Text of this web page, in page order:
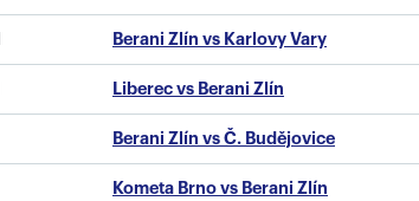
Berani Zlín vs Karlovy Vary
Liberec vs Berani Zlín
Berani Zlín vs Č. Budějovice
Kometa Brno vs Berani Zlín